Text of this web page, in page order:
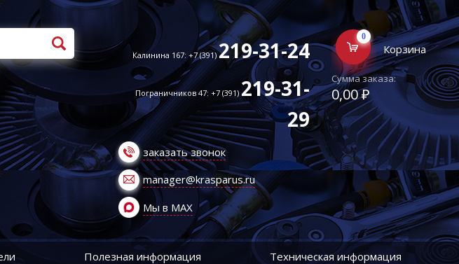
Калинина 167: +7 (391)219-31-24
Пограничников 47: +7 (391)219-31-
29
заказать звонок
manager@krasparus.ru
Мы в MAX
0
Корзина
Сумма заказа:
0,00 ₽
Полезная информация Техническая информация